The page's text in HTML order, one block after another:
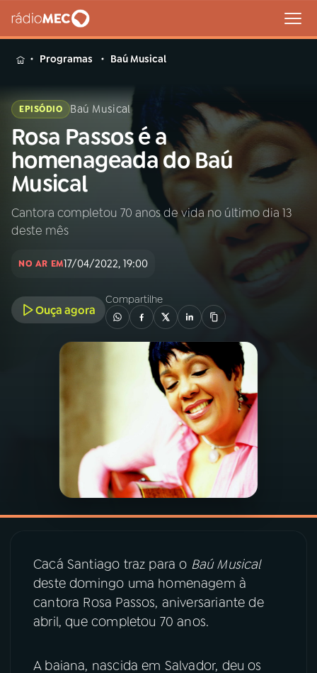
MENU
Buscar
na
Rádio
MEC
Buscar
Início AO VIVO
INÍCIO
A RÁDIO
PROGRAMAÇÃO
PROGRAMAS
PODCASTS
VIDEOCASTS
08PRÊMIO RÁDIO MEC
YouTube Facebook
Programas Baú Musical
EPISÓDIO Baú Musical
Rosa Passos é a
homenageada do Baú
Musical
Cantora completou 70 anos de vida no último dia 13
deste mês
NO AR EM17/04/2022, 19:00
Ouça agora
Compartilhe
Cacá Santiago traz para o Baú Musical
deste domingo uma homenagem à
cantora Rosa Passos, aniversariante de
abril, que completou 70 anos.
A baiana, nascida em Salvador, deu os